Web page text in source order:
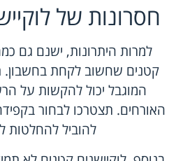
חסרונות של
למרות היתרונות, ישנם גם
קטנים שחשוב לקחת
המוגבל יכול להקשות על
האורחים. תצטרכו לבחור
להוביל להחלטות